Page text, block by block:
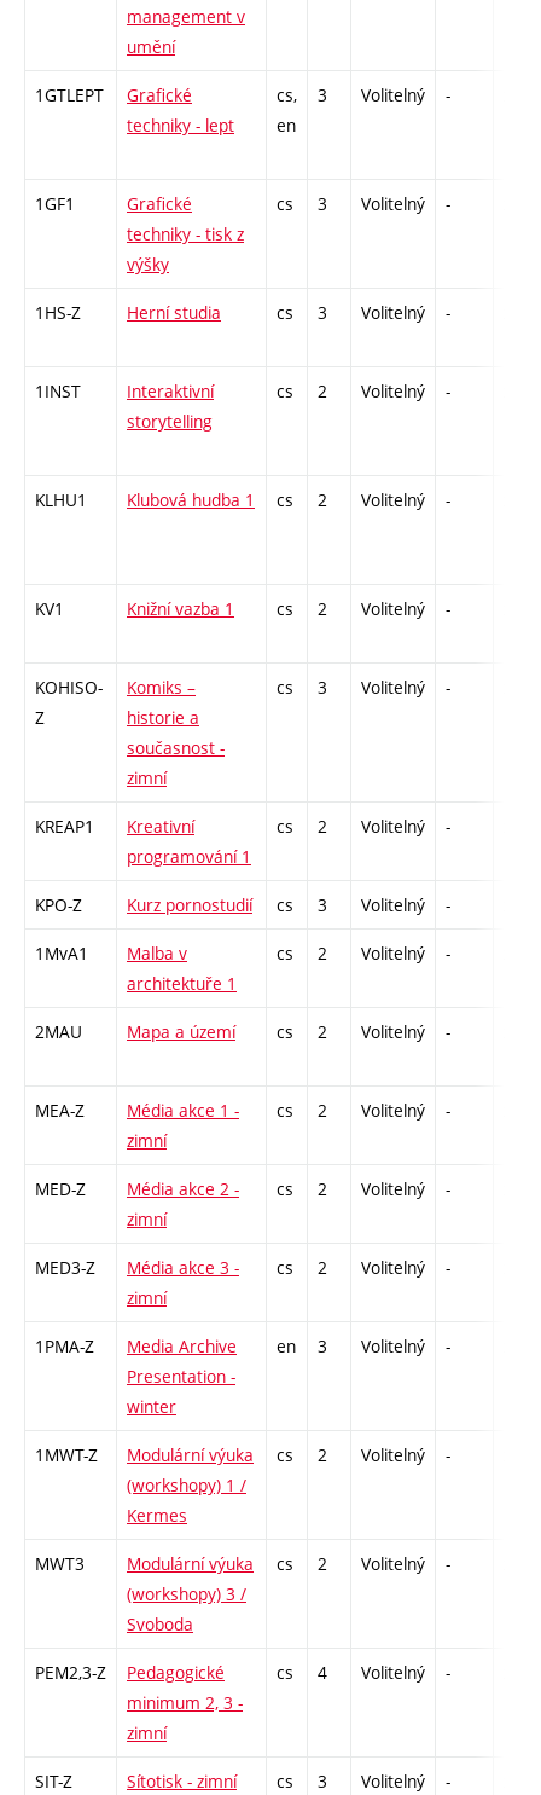
management v
umění
1GTLEPT
Grafické
techniky - lept
cs,
en
3 Volitelný -
1GF1
Grafické
techniky - tisk z
výšky
cs 3 Volitelný -
1HS-Z Herní studia cs 3 Volitelný -
1INST
Interaktivní
storytelling
cs 2 Volitelný -
KLHU1 Klubová hudba 1 cs 2 Volitelný -
KV1 Knižní vazba 1 cs 2 Volitelný -
KOHISO-
Z
Komiks –
historie a
současnost -
zimní
cs 3 Volitelný -
KREAP1
Kreativní
programování 1
cs 2 Volitelný -
KPO-Z Kurz pornostudií cs 3 Volitelný -
1MvA1
Malba v
architektuře 1
cs 2 Volitelný -
2MAU Mapa a území cs 2 Volitelný -
MEA-Z
Média akce 1 -
zimní
cs 2 Volitelný -
MED-Z
Média akce 2 -
zimní
cs 2 Volitelný -
MED3-Z
Média akce 3 -
zimní
cs 2 Volitelný -
1PMA-Z
Media Archive
Presentation -
winter
en 3 Volitelný -
1MWT-Z
Modulární výuka
(workshopy) 1 /
Kermes
cs 2 Volitelný -
MWT3
Modulární výuka
(workshopy) 3 /
Svoboda
cs 2 Volitelný -
PEM2,3-Z
Pedagogické
minimum 2, 3 -
zimní
cs 4 Volitelný -
SIT-Z Sítotisk - zimní cs 3 Volitelný -